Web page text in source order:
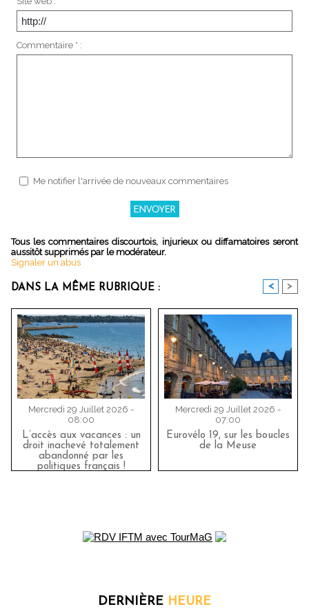
Commentaire * :
Me notifier l'arrivée de nouveaux commentaires
Tous les commentaires discourtois, injurieux ou diffamatoires seront
aussitôt supprimés par le modérateur.
Signaler un abus
DANS LA MÊME RUBRIQUE : < >
Mercredi 29 Juillet 2026 -
08:00
L’accès aux vacances : un
droit inachevé totalement
abandonné par les
politiques français !
Mercredi 29 Juillet 2026 -
07:00
Eurovélo 19, sur les boucles
de la Meuse
DERNIÈRE HEURE